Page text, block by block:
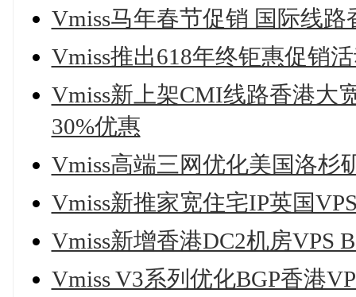
Vmiss马年春节促销 国际线
Vmiss推出618年终钜惠促销
Vmiss新上架CMI线路香港大
30%优惠
Vmiss高端三网优化美国洛杉
Vmiss新推家宽住宅IP英国
Vmiss新增香港DC2机房VPS
Vmiss V3系列优化BGP香港